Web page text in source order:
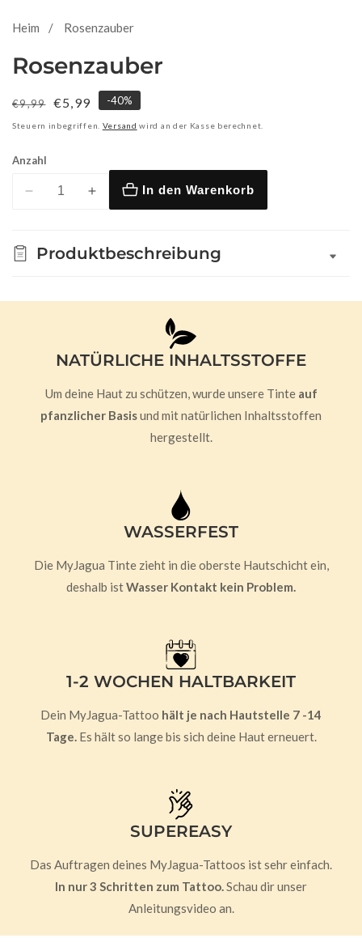
Heim Rosenzauber
Rosenzauber
Normaler
Preis
€9,99 Verkaufspreis
€5,99 -40%
Steuern inbegriffen. Versand wird an der Kasse berechnet.
Anzahl
Verringere
für
Erhöhe
für
In den Warenkorb
Produktbeschreibung
NATÜRLICHE INHALTSSTOFFE
Um deine Haut zu schützen, wurde unsere Tinte auf
pfanzlicher Basisund mit natürlichen Inhaltsstoffen
hergestellt.
WASSERFEST
Die MyJagua Tinte zieht in die oberste Hautschicht ein,
deshalb istWasser Kontakt kein Problem.
1-2 WOCHEN HALTBARKEIT
Dein MyJagua-Tattoo hält je nach Hautstelle 7 -14
Tage. Es hält so lange bis sich deine Haut erneuert.
SUPEREASY
Das Auftragen deines MyJagua-Tattoos ist sehr einfach.
In nur 3 Schritten zum Tattoo.Schau dir unser
Anleitungsvideo an.